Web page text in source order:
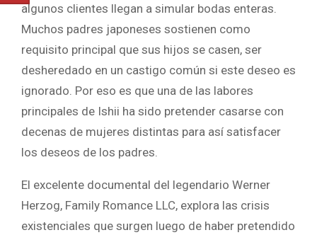
algunos clientes llegan a simular bodas enteras.
Muchos padres japoneses sostienen como
requisito principal que sus hijos se casen, ser
desheredado en un castigo común si este deseo es
ignorado. Por eso es que una de las labores
principales de Ishii ha sido pretender casarse con
decenas de mujeres distintas para así satisfacer
los deseos de los padres.
El excelente documental del legendario Werner
Herzog, Family Romance LLC, explora las crisis
existenciales que surgen luego de haber pretendido